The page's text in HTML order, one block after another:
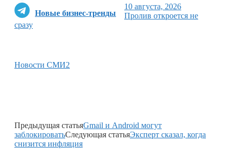
Новые бизнес-тренды
10 августа, 2026
Пролив откроется не
сразу
Новости СМИ2
Предыдущая статьяGmail и Android могут
заблокироватьСледующая статьяЭксперт сказал, когда
снизится инфляция